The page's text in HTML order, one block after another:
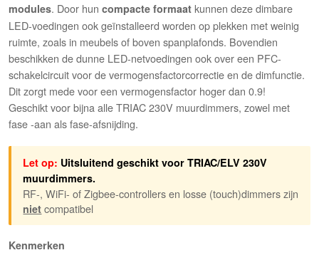
modules. Door huncompacte formaat kunnen deze dimbare
LED-voedingen ook geïnstalleerd worden op plekken met weinig
ruimte, zoals in meubels of boven spanplafonds. Bovendien
beschikken de dunne LED-netvoedingen ook over een PFC-
schakelcircuit voor de vermogensfactorcorrectie en de dimfunctie.
Dit zorgt mede voor een vermogensfactor hoger dan 0.9!
Geschikt voor bijna alle TRIAC 230V muurdimmers, zowel met
fase -aan als fase-afsnijding.
Let op: Uitsluitend geschikt voor TRIAC/ELV 230V
muurdimmers.
RF-, WiFi- of Zigbee-controllers en losse (touch)dimmers zijn
niet compatibel
Kenmerken